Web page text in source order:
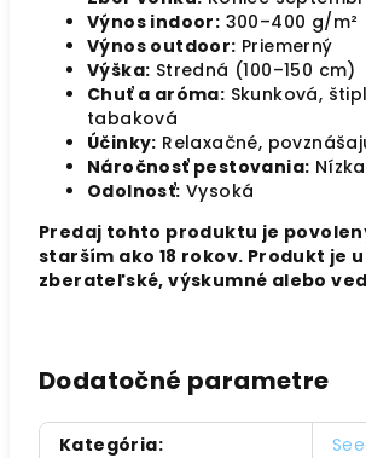
Výnos indoor: 300–400 g/m²
Výnos outdoor: Priemerný
Výška: Stredná (100–150 cm)
Chuť a aróma: Skunková,
tabaková
Účinky: Relaxačné,
Náročnosť pestovania: Nízka
Odolnosť: Vysoká
Predaj tohto produktu je
starším ako 18 rokov. Produkt je
zberateľské, výskumné alebo
Dodatočné parametre
Kategória: